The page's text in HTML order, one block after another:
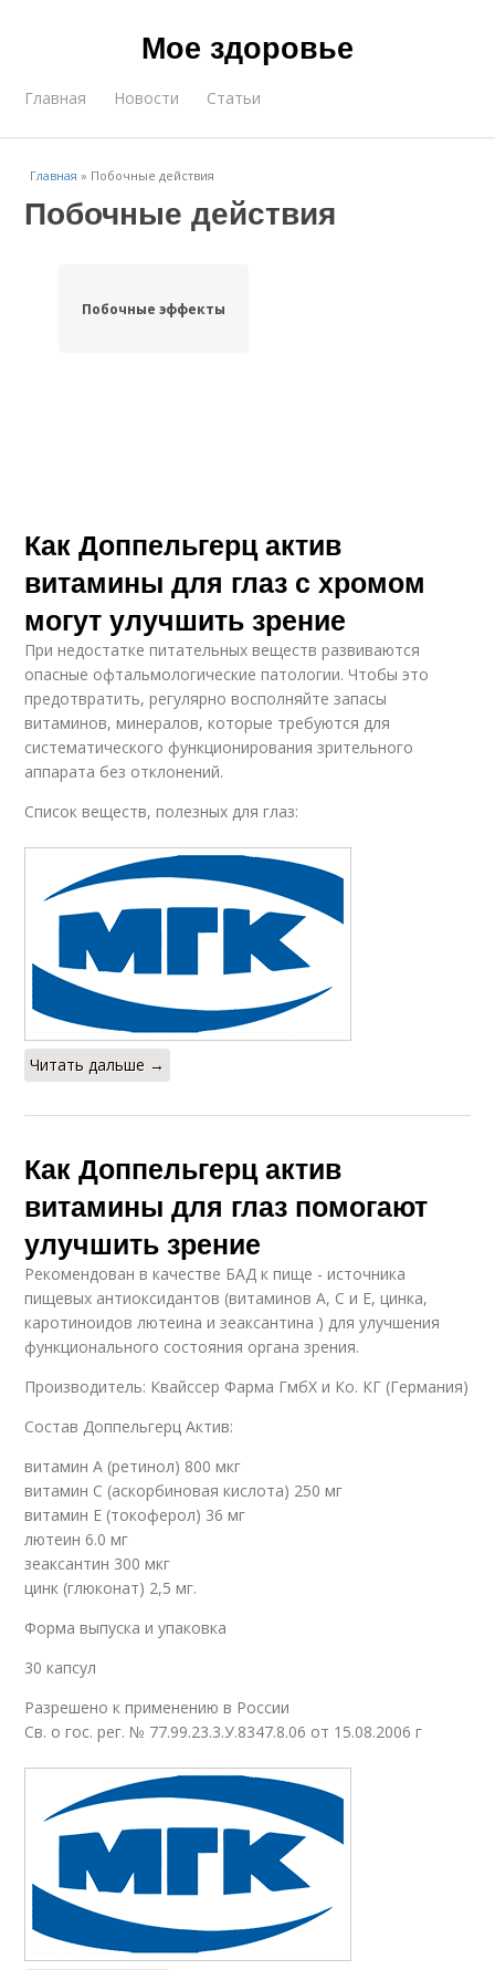
Мое здоровье
Главная Новости Статьи
Главная » Побочные действия
Побочные действия
Побочные эффекты
Как Доппельгерц актив
витамины для глаз с хромом
могут улучшить зрение
При недостатке питательных веществ развиваются
опасные офтальмологические патологии. Чтобы это
предотвратить, регулярно восполняйте запасы
витаминов, минералов, которые требуются для
систематического функционирования зрительного
аппарата без отклонений.
Список веществ, полезных для глаз:
Читать дальше →
Как Доппельгерц актив
витамины для глаз помогают
улучшить зрение
Рекомендован в качестве БАД к пище - источника
пищевых антиоксидантов (витаминов А, С и Е, цинка,
каротиноидов лютеина и зеаксантина ) для улучшения
функционального состояния органа зрения.
Производитель: Квайссер Фарма ГмбХ и Ко. КГ (Германия)
Состав Доппельгерц Актив:
витамин А (ретинол) 800 мкг
витамин С (аскорбиновая кислота) 250 мг
витамин Е (токоферол) 36 мг
лютеин 6.0 мг
зеаксантин 300 мкг
цинк (глюконат) 2,5 мг.
Форма выпуска и упаковка
30 капсул
Разрешено к применению в России
Св. о гос. рег. № 77.99.23.3.У.8347.8.06 от 15.08.2006 г